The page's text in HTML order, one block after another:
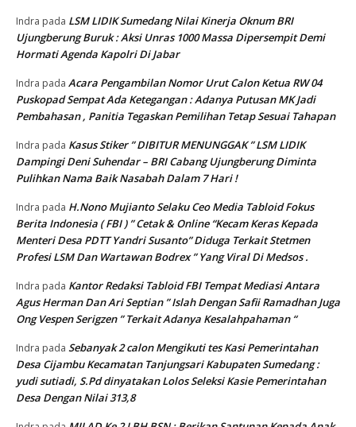
Indra pada LSM LIDIK Sumedang Nilai Kinerja Oknum BRI
Ujungberung Buruk : Aksi Unras 1000 Massa Dipersempit Demi
Hormati Agenda Kapolri Di Jabar
Indra pada Acara Pengambilan Nomor Urut Calon Ketua RW 04
Puskopad Sempat Ada Ketegangan : Adanya Putusan MK Jadi
Pembahasan , Panitia Tegaskan Pemilihan Tetap Sesuai Tahapan
Indra pada Kasus Stiker ” DIBITUR MENUNGGAK ” LSM LIDIK
Dampingi Deni Suhendar – BRI Cabang Ujungberung Diminta
Pulihkan Nama Baik Nasabah Dalam 7 Hari !
Indra pada H.Nono Mujianto Selaku Ceo Media Tabloid Fokus
Berita Indonesia ( FBI ) ” Cetak & Online “Kecam Keras Kepada
Menteri Desa PDTT Yandri Susanto” Diduga Terkait Stetmen
Profesi LSM Dan Wartawan Bodrex ” Yang Viral Di Medsos .
Indra pada Kantor Redaksi Tabloid FBI Tempat Mediasi Antara
Agus Herman Dan Ari Septian ” Islah Dengan Safii Ramadhan Juga
Ong Vespen Serigzen ” Terkait Adanya Kesalahpahaman “
Indra pada Sebanyak 2 calon Mengikuti tes Kasi Pemerintahan
Desa Cijambu Kecamatan Tanjungsari Kabupaten Sumedang :
yudi sutiadi, S.Pd dinyatakan Lolos Seleksi Kasie Pemerintahan
Desa Dengan Nilai 313,8